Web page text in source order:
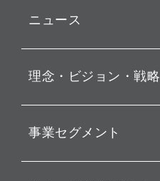
ニュース
お知らせ
動画配信
理念・ビジョン・戦略
経営理念
ビジョン
事業セグメント